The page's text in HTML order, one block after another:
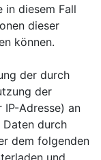
in diesem Fall
dieser
können.
der durch
der
IP-Adresse) an
durch
dem folgenden
und